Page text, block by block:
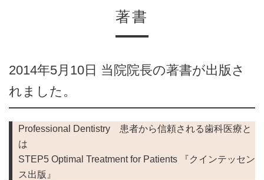
著書
2014年5月10日 当院院長の著書が出版さ
れました。
Professional Dentistry 患者から信頼される歯科医療と
は
STEP5 Optimal Treatment for Patients 『クインテッセン
ス出版』